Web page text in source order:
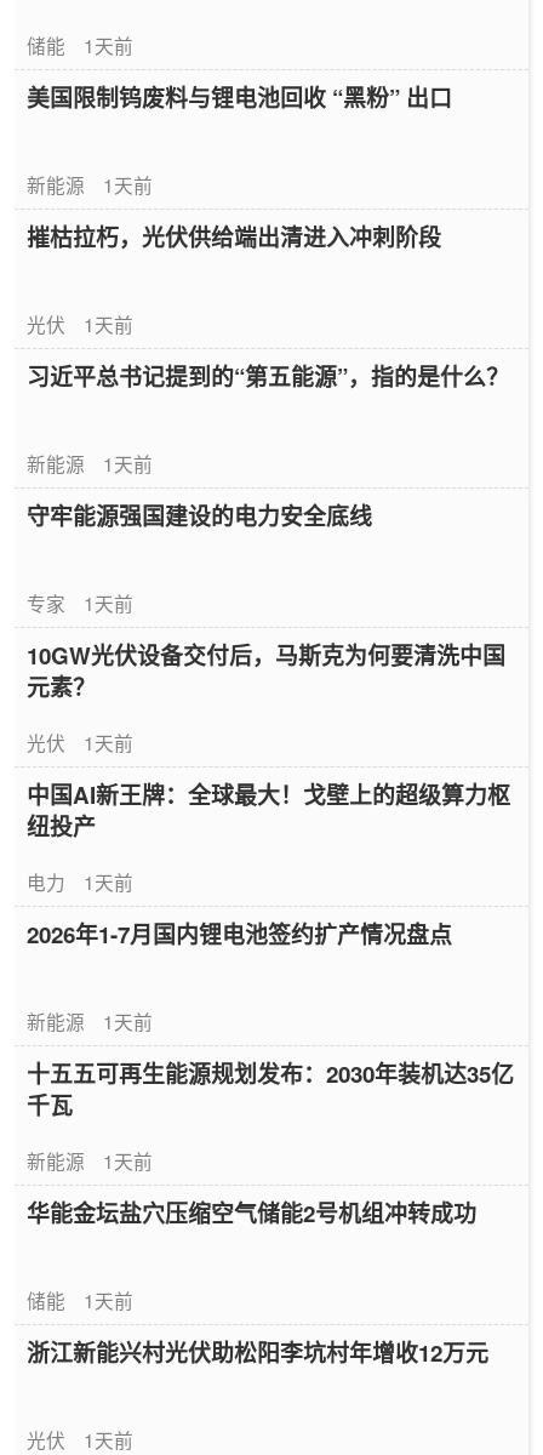
储能 1天前
美国限制钨废料与锂电池回收 “黑粉” 出口
新能源 1天前
摧枯拉朽，光伏供给端出清进入冲刺阶段
光伏 1天前
习近平总书记提到的“第五能源”，指的是什么？
新能源 1天前
守牢能源强国建设的电力安全底线
专家 1天前
10GW光伏设备交付后，马斯克为何要清洗中国
元素？
光伏 1天前
中国AI新王牌：全球最大！戈壁上的超级算力枢
纽投产
电力 1天前
2026年1-7月国内锂电池签约扩产情况盘点
新能源 1天前
十五五可再生能源规划发布：2030年装机达35亿
千瓦
新能源 1天前
华能金坛盐穴压缩空气储能2号机组冲转成功
储能 1天前
浙江新能兴村光伏助松阳李坑村年增收12万元
光伏 1天前